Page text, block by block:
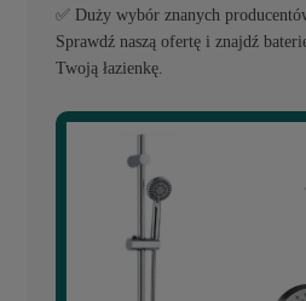
✅ Duży wybór znanych
Sprawdź naszą ofertę i znajdź
Twoją łazienkę.